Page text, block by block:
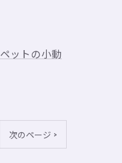
ペットの小動
次のページ >